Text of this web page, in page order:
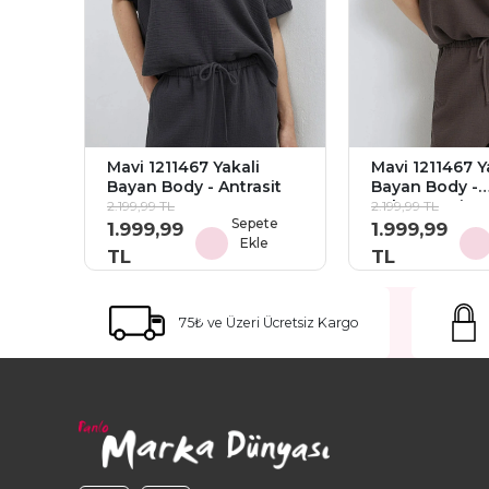
Mavi 1211467 Yakali
Bayan Body - Antrasit
2.199,99 TL
1.999,99
TL
Sepete
Ekle
Mavi 1211467
Bayan Body -
Kahverengi
2.199,99 TL
1.999,99
TL
75₺ ve Üzeri Ücretsiz Kargo